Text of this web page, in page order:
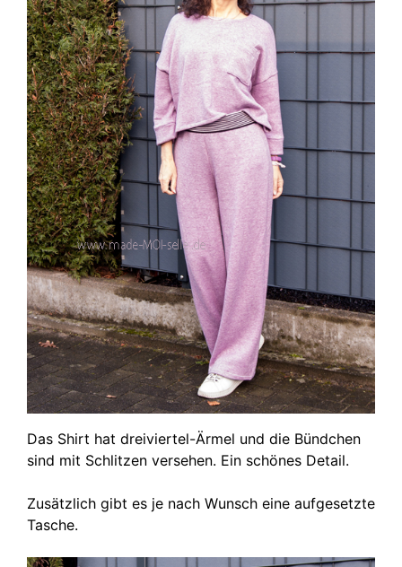
Das Shirt hat dreiviertel-Ärmel und die Bündchen
sind mit Schlitzen versehen. Ein schönes Detail.
Zusätzlich gibt es je nach Wunsch eine aufgesetzte
Tasche.